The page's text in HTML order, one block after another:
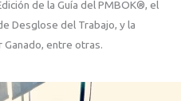
de la Guía del PMBOK®, el
Desglose del Trabajo, y la
entre otras.